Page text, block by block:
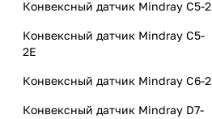
Конвексный датчик Mindray C5-2
Конвексный датчик Mindray C5-
2E
Конвексный датчик Mindray C6-2
Конвексный датчик Mindray D7-